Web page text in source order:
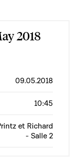
2018
09.05.2018
10:45
et Richard
- Salle 2